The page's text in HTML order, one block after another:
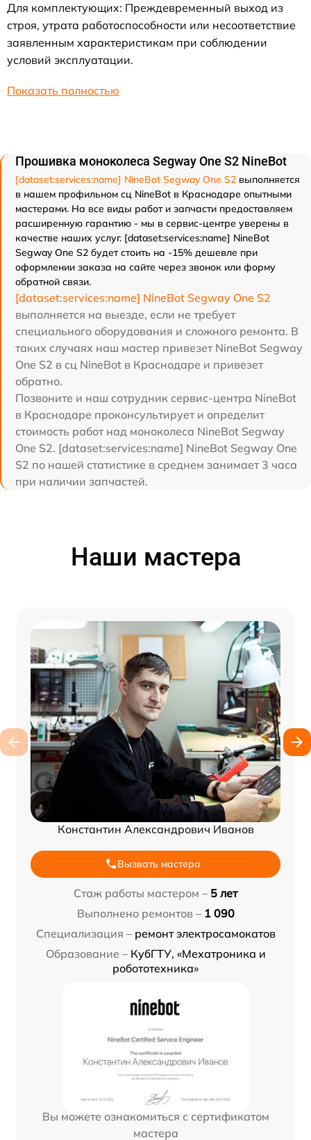
Для комплектующих: Преждевременный выход из
строя, утрата работоспособности или несоответствие
заявленным характеристикам при соблюдении
условий эксплуатации.
Показать полностью
Прошивка моноколеса Segway One S2 NineBot
[dataset:services:name] NineBot Segway One S2 выполняется
в нашем профильном сц NineBot в Краснодаре опытными
мастерами. На все виды работ и запчасти предоставляем
расширенную гарантию - мы в сервис-центре уверены в
качестве наших услуг. [dataset:services:name] NineBot
Segway One S2 будет стоить на -15% дешевле при
оформлении заказа на сайте через звонок или форму
обратной связи.
[dataset:services:name] NineBot Segway One S2
выполняется на выезде, если не требует
специального оборудования и сложного ремонта. В
таких случаях наш мастер привезет NineBot Segway
One S2 в сц NineBot в Краснодаре и привезет
обратно.
Позвоните и наш сотрудник сервис-центра NineBot
в Краснодаре проконсультирует и определит
стоимость работ над моноколеса NineBot Segway
One S2. [dataset:services:name] NineBot Segway One
S2 по нашей статистике в среднем занимает 3 часа
при наличии запчастей.
Наши мастера
Константин Александрович Иванов
Вызвать мастера
Стаж работы мастером – 5 лет
Выполнено ремонтов – 1 090
Специализация – ремонт электросамокатов
Образование – КубГТУ, «Мехатроника и
робототехника»
Вы можете ознакомиться с сертификатом
мастера